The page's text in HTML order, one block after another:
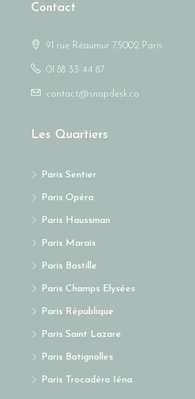
Contact
91 rue Réaumur 75002 Paris
01 88 33 44 87
contact@snapdesk.co
Les Quartiers
Paris Sentier
Paris Opéra
Paris Haussman
Paris Marais
Paris Bastille
Paris Champs Elysées
Paris République
Paris Saint Lazare
Paris Batignolles
Paris Trocadéro Iéna